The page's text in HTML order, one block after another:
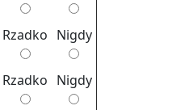
Rzad­ko Nigdy
Rzad­ko Nigdy